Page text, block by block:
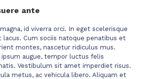
ante
id viverra orci. In eget scelerisque
lacus. Cum sociis natoque penatibus et
montes, nascetur ridiculus mus.
augue, tempor luctus felis
Vestibulum sit amet imperdiet risus.
metus, ac vehicula libero. Aliquam et